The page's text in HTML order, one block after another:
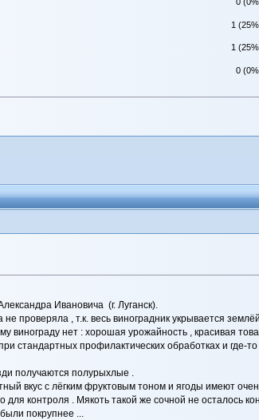
1
1
0
Ивановича (г. Луганск).
проверяла , т.к. весь виноградник укрывается
винограду нет : хорошая урожайность , красивая
стандартных профилактических обработках и где-
получаются полурыхлые .
вкус с лёгким фруктовым тоном и ягоды имеют
для контроля . Мякоть такой же сочной не осталось
покрупнее ...